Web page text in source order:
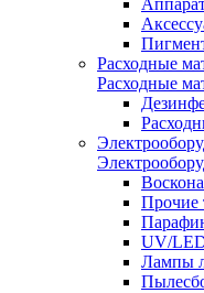
Расходные
Расходные
Прочие
UV/
Лампы